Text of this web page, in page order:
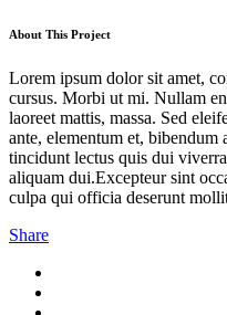
About This Project
Lorem ipsum dolor sit amet,
cursus. Morbi ut mi. Nullam
laoreet mattis, massa. Sed
ante, elementum et, bibendum
tincidunt lectus quis dui
aliquam dui.Excepteur sint
culpa qui officia deserunt
Share